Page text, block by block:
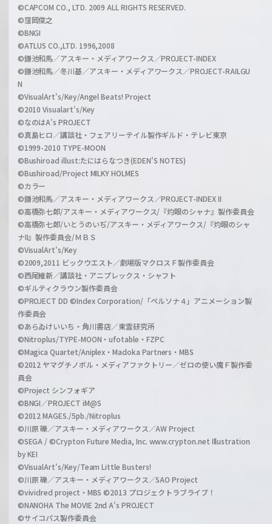
©CAPCOM CO., LTD. 2009 ALL RIGHTS RESERVED.
©窪岡俊之
©BNGI
©ATLUS CO.,LTD. 1996,2008
©鎌池和馬／アスキー・メディアワークス／PROJECT-INDEX
©鎌池和馬／冬川基／アスキー・メディアワークス／PROJECT-RAILGU
N
©VisualArt's/Key/Angel Beats! Project
©2010 Visualart's/Key
©なのはA's PROJECT
©真島ヒロ／講談社・フェアリーテイル製作ギルド・テレビ東京
©1999-2010 TYPE-MOON
©Bushiroad illust:たにはらなつき(EDEN'S NOTES)
©Bushiroad/Project MILKY HOLMES
©カラー
©鎌池和馬／アスキー・メディアワークス／PROJECT-INDEX II
©高橋弥七郎/アスキー・メディアワークス/『灼眼のシャナ』製作委員会
©高橋弥七郎/いとうのいぢ/アスキー・メディアワークス/『灼眼のシャ
ナII』製作委員会/ＭＢＳ
©VisualArt's/Key
©2009,2011 ビックウエスト／劇場版マクロスＦ製作委員会
©西尾維新／講談社・アニプレックス・シャフト
©ギルティクラウン製作委員会
©PROJECT DD ©Index Corporation/「ペルソナ４」アニメーション製
作委員会
©あらゐけいいち・角川書店／東雲研究所
©Nitroplus/TYPE-MOON・ufotable・FZPC
©Magica Quartet/Aniplex・Madoka Partners・MBS
©2012 ヤマグチノボル・メディアファクトリー／ゼロの使い魔Ｆ製作委
員会
©Project シンフォギア
©BNGI／PROJECT iM@S
©2012 MAGES./5pb./Nitroplus
©川原 礫／アスキー・メディアワークス／AW Project
©SEGA / ©Crypton Future Media, Inc. www.crypton.net Illustration
by KEI
©VisualArt's/Key/Team Little Busters!
©川原 礫／アスキー・メディアワークス／SAO Project
©vividred project・MBS ©2013 プロジェクトラブライブ！
©NANOHA The MOVIE 2nd A's PROJECT
©サイコパス製作委員会